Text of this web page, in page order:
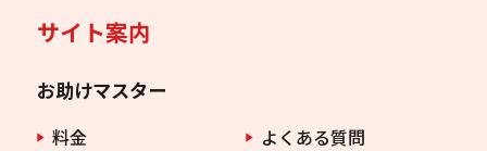
サイト案内
お助けマスター
料金
よくある質問